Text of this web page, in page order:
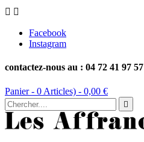
 
Facebook
Instagram
contactez-nous au : 04 72 41 97 57
Panier - 0 Articles) - 0,00 €
